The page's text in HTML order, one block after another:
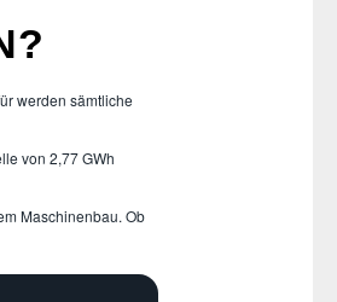
werden sämtliche
von 2,77 GWh
Maschinenbau. Ob